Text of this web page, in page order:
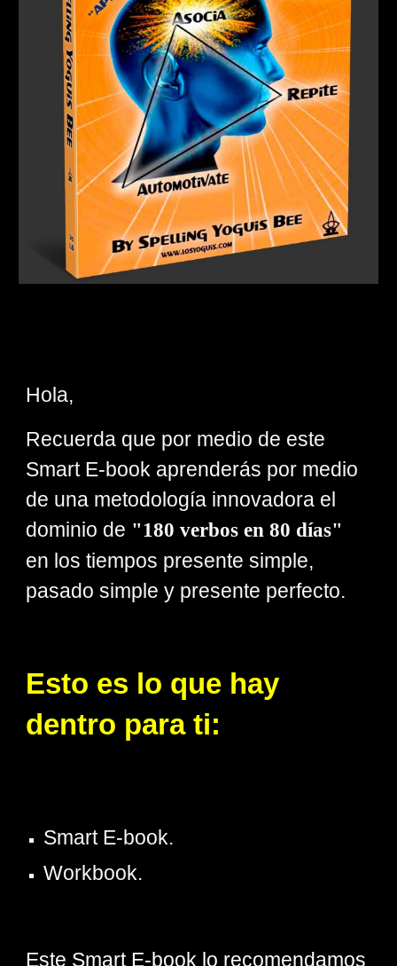
Hola,
Recuerda que por medio de este
Smart E-book aprenderás por medio
de una metodología innovadora el
dominio de "180 verbos en 80 días"
en los tiempos presente simple,
pasado simple y presente perfecto.
Esto es lo que hay
dentro para ti:
Smart E-book.
Workbook.
Este Smart E-book lo recomendamos